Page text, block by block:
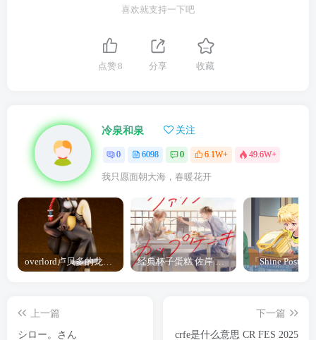
喜欢就支持一下吧
点赞8 分享 收藏
冷泉和泉 关注
0 6098 0 6.1W+ 49.6W+
我只愿面朝大海，春暖花开
overlord卢贝多的龙王谁厉害 「Overlord」露普斯蕾琪娜·贝塔手办开订 经典杯子蛋糕 佐岸 漫画「经典杯子蛋糕」宣布真人日剧化
上一篇
シロー。さん
下一篇
crfe是什么意思 CR FES 2025